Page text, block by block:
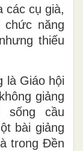
các cụ già,
năng
thiếu
là Giáo hội
giảng
sống cầu
bài giảng
trong Đền